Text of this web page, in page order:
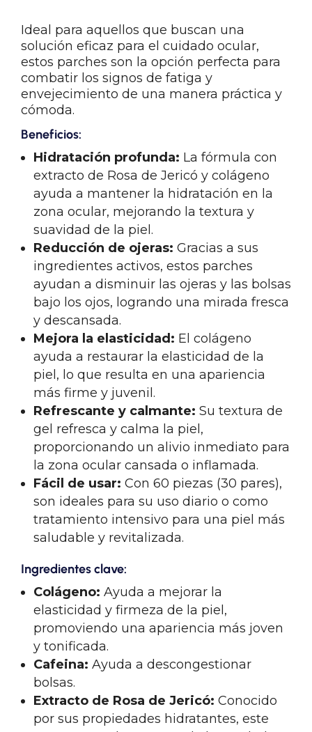
Ideal para aquellos que buscan una
solución eficaz para el cuidado ocular,
estos parches son la opción perfecta para
combatir los signos de fatiga y
envejecimiento de una manera práctica y
cómoda.
Beneficios:
Hidratación profunda: La fórmula con
extracto de Rosa de Jericó y colágeno
ayuda a mantener la hidratación en la
zona ocular, mejorando la textura y
suavidad de la piel.
Reducción de ojeras: Gracias a sus
ingredientes activos, estos parches
ayudan a disminuir las ojeras y las bolsas
bajo los ojos, logrando una mirada fresca
y descansada.
Mejora la elasticidad: El colágeno
ayuda a restaurar la elasticidad de la
piel, lo que resulta en una apariencia
más firme y juvenil.
Refrescante y calmante: Su textura de
gel refresca y calma la piel,
proporcionando un alivio inmediato para
la zona ocular cansada o inflamada.
Fácil de usar: Con 60 piezas (30 pares),
son ideales para su uso diario o como
tratamiento intensivo para una piel más
saludable y revitalizada.
Ingredientes clave:
Colágeno: Ayuda a mejorar la
elasticidad y firmeza de la piel,
promoviendo una apariencia más joven
y tonificada.
Cafeina: Ayuda a descongestionar
bolsas.
Extracto de Rosa de Jericó: Conocido
por sus propiedades hidratantes, este